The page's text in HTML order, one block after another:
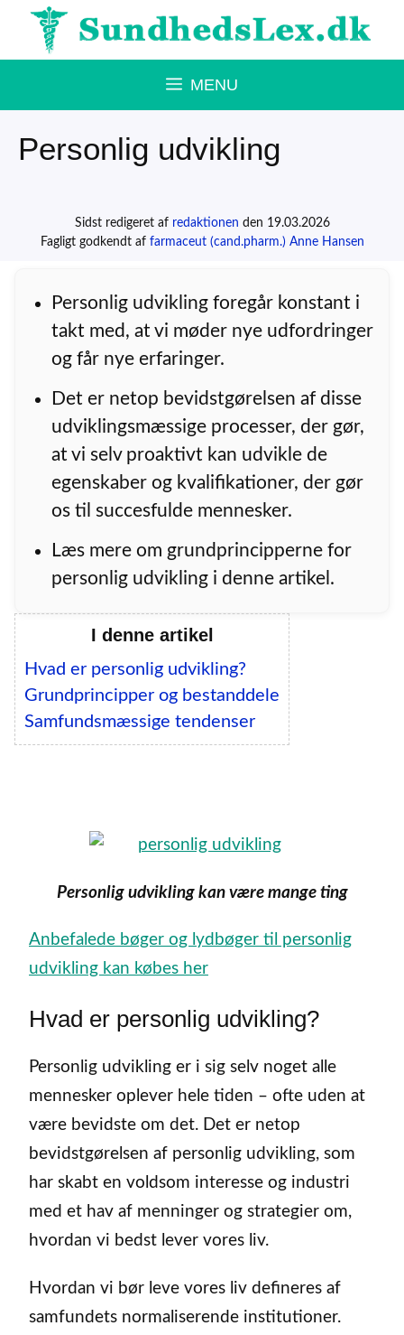
Hop
MENU
Personlig udvikling
Sidst redigeret af redaktionen den 19.03.2026
Fagligt godkendt af farmaceut (cand.pharm.) Anne Hansen
Personlig udvikling foregår konstant i
takt med, at vi møder nye udfordringer
og får nye erfaringer.
Det er netop bevidstgørelsen af disse
udviklingsmæssige processer, der gør,
at vi selv proaktivt kan udvikle de
egenskaber og kvalifikationer, der gør
os til succesfulde mennesker.
Læs mere om grundprincipperne for
personlig udvikling i denne artikel.
I denne artikel
Hvad er personlig udvikling?
Grundprincipper og bestanddele
Samfundsmæssige tendenser
Personlig udvikling kan være mange ting
Anbefalede bøger og lydbøger til personlig
udvikling kan købes her
Hvad er personlig udvikling?
Personlig udvikling er i sig selv noget alle
mennesker oplever hele tiden – ofte uden at
være bevidste om det. Det er netop
bevidstgørelsen af personlig udvikling, som
har skabt en voldsom interesse og industri
med et hav af menninger og strategier om,
hvordan vi bedst lever vores liv.
Hvordan vi bør leve vores liv defineres af
samfundets normaliserende institutioner.